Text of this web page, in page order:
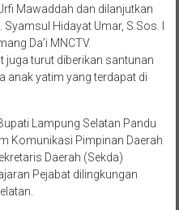
Mawaddah dan dilanjutkan
Hidayat Umar, S.Sos. I
Da’i MNCTV.
juga turut diberikan santunan
anak yatim yang terdapat di
Lampung Selatan Pandu
Komunikasi Pimpinan Daerah
Daerah (Sekda)
Pejabat dilingkungan